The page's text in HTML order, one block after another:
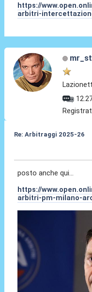
https://
arbitri-
Re: Arbitraggi 2025-26
posto anche qui...
https://
arbitri-pm-milano-